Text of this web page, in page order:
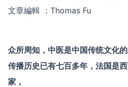
文章編輯 ：Thomas Fu
众所周知，中医是中国传统文化
传播历史已有七百多年，法国是
家，